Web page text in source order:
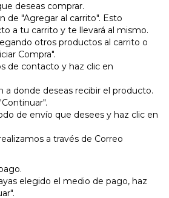
deseas comprar.
de "Agregar al carrito". Esto
a tu carrito y te llevará al mismo.
otros productos al carrito o
Compra".
de contacto y haz clic en
a donde deseas recibir el producto.
de envío que desees y haz clic en
a través de Correo
elegido el medio de pago, haz